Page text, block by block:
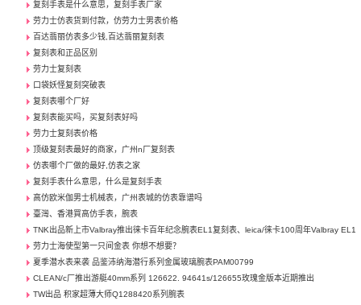
复刻手表是什么意思，复刻手表厂家
劳力士仿表货到付款，仿劳力士男表价格
百达翡丽仿表多少钱,百达翡丽复刻表
复刻表和正品区别
劳力士复刻表
口袋妖怪复刻突破表
复刻表哪个厂好
复刻表能买吗，买复刻表好吗
劳力士复刻表价格
顶级复刻表最好的商家，广州n厂复刻表
仿表哪个厂做的最好,仿表之家
复刻手表什么意思，什么是复刻手表
高仿欧米伽男士机械表，广州表城的仿表靠谱吗
臺灣、香港買高仿手表，腕表
TNK出品新上市Valbray推出徕卡百年纪念腕表EL1复刻表、leica/徕卡100周年Valbray EL1
劳力士海使型第一只间金表 你想不想要？
夏季潜水表来袭 品鉴沛纳海潜行系列金属玻璃腕表PAM00799
CLEAN/c厂推出游艇40mm系列 126622. 94641s/126655玫瑰金版本近期推出
TW出品 积家超薄大师Q1288420系列腕表